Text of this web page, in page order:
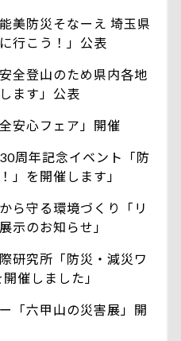
美防災そなーえ 埼玉県
行こう！」公表
全登山のため県内各地
ます」公表
安心フェア」開催
周年記念イベント「防
」を開催します」
ら守る環境づくり「リ
示のお知らせ」
研究所「防災・減災ワ
催しました」
「六甲山の災害展」開